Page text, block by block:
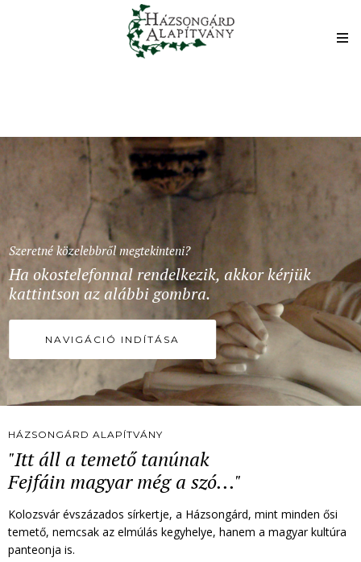
Szeretné közelebbről megtekinteni?
Ha okostelefonnal rendelkezik, akkor kérjük
kattintson az alábbi gombra.
NAVIGÁCIÓ INDÍTÁSA
HÁZSONGÁRD ALAPÍTVÁNY
"Itt áll a temető tanúnak
Fejfáin magyar még a szó..."
Kolozsvár évszázados sírkertje, a Házsongárd, mint minden ősi
temető, nemcsak az elmúlás kegyhelye, hanem a magyar kultúra
panteonja is.